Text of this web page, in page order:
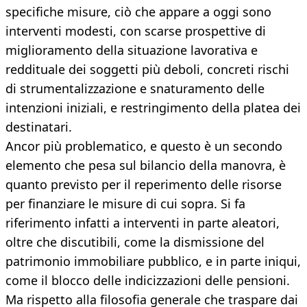
specifiche misure, ciò che appare a oggi sono
interventi modesti, con scarse prospettive di
miglioramento della situazione lavorativa e
reddituale dei soggetti più deboli, concreti rischi
di strumentalizzazione e snaturamento delle
intenzioni iniziali, e restringimento della platea dei
destinatari.
Ancor più problematico, e questo è un secondo
elemento che pesa sul bilancio della manovra, è
quanto previsto per il reperimento delle risorse
per finanziare le misure di cui sopra. Si fa
riferimento infatti a interventi in parte aleatori,
oltre che discutibili, come la dismissione del
patrimonio immobiliare pubblico, e in parte iniqui,
come il blocco delle indicizzazioni delle pensioni.
Ma rispetto alla filosofia generale che traspare dai